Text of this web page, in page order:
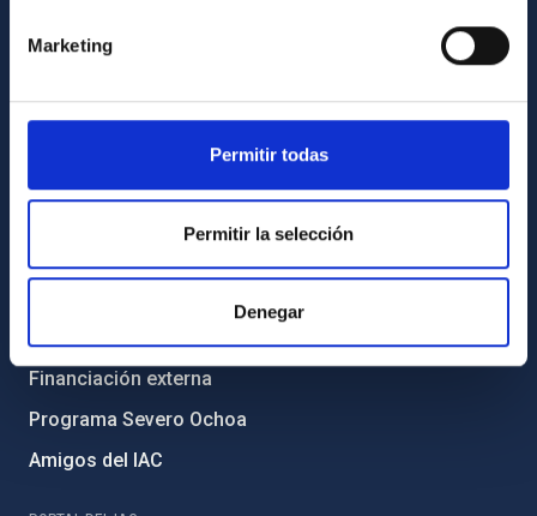
Marketing
Permitir todas
Permitir la selección
Denegar
INFORMACIÓN INSTITUCIONAL
Financiación externa
Programa Severo Ochoa
Amigos del IAC